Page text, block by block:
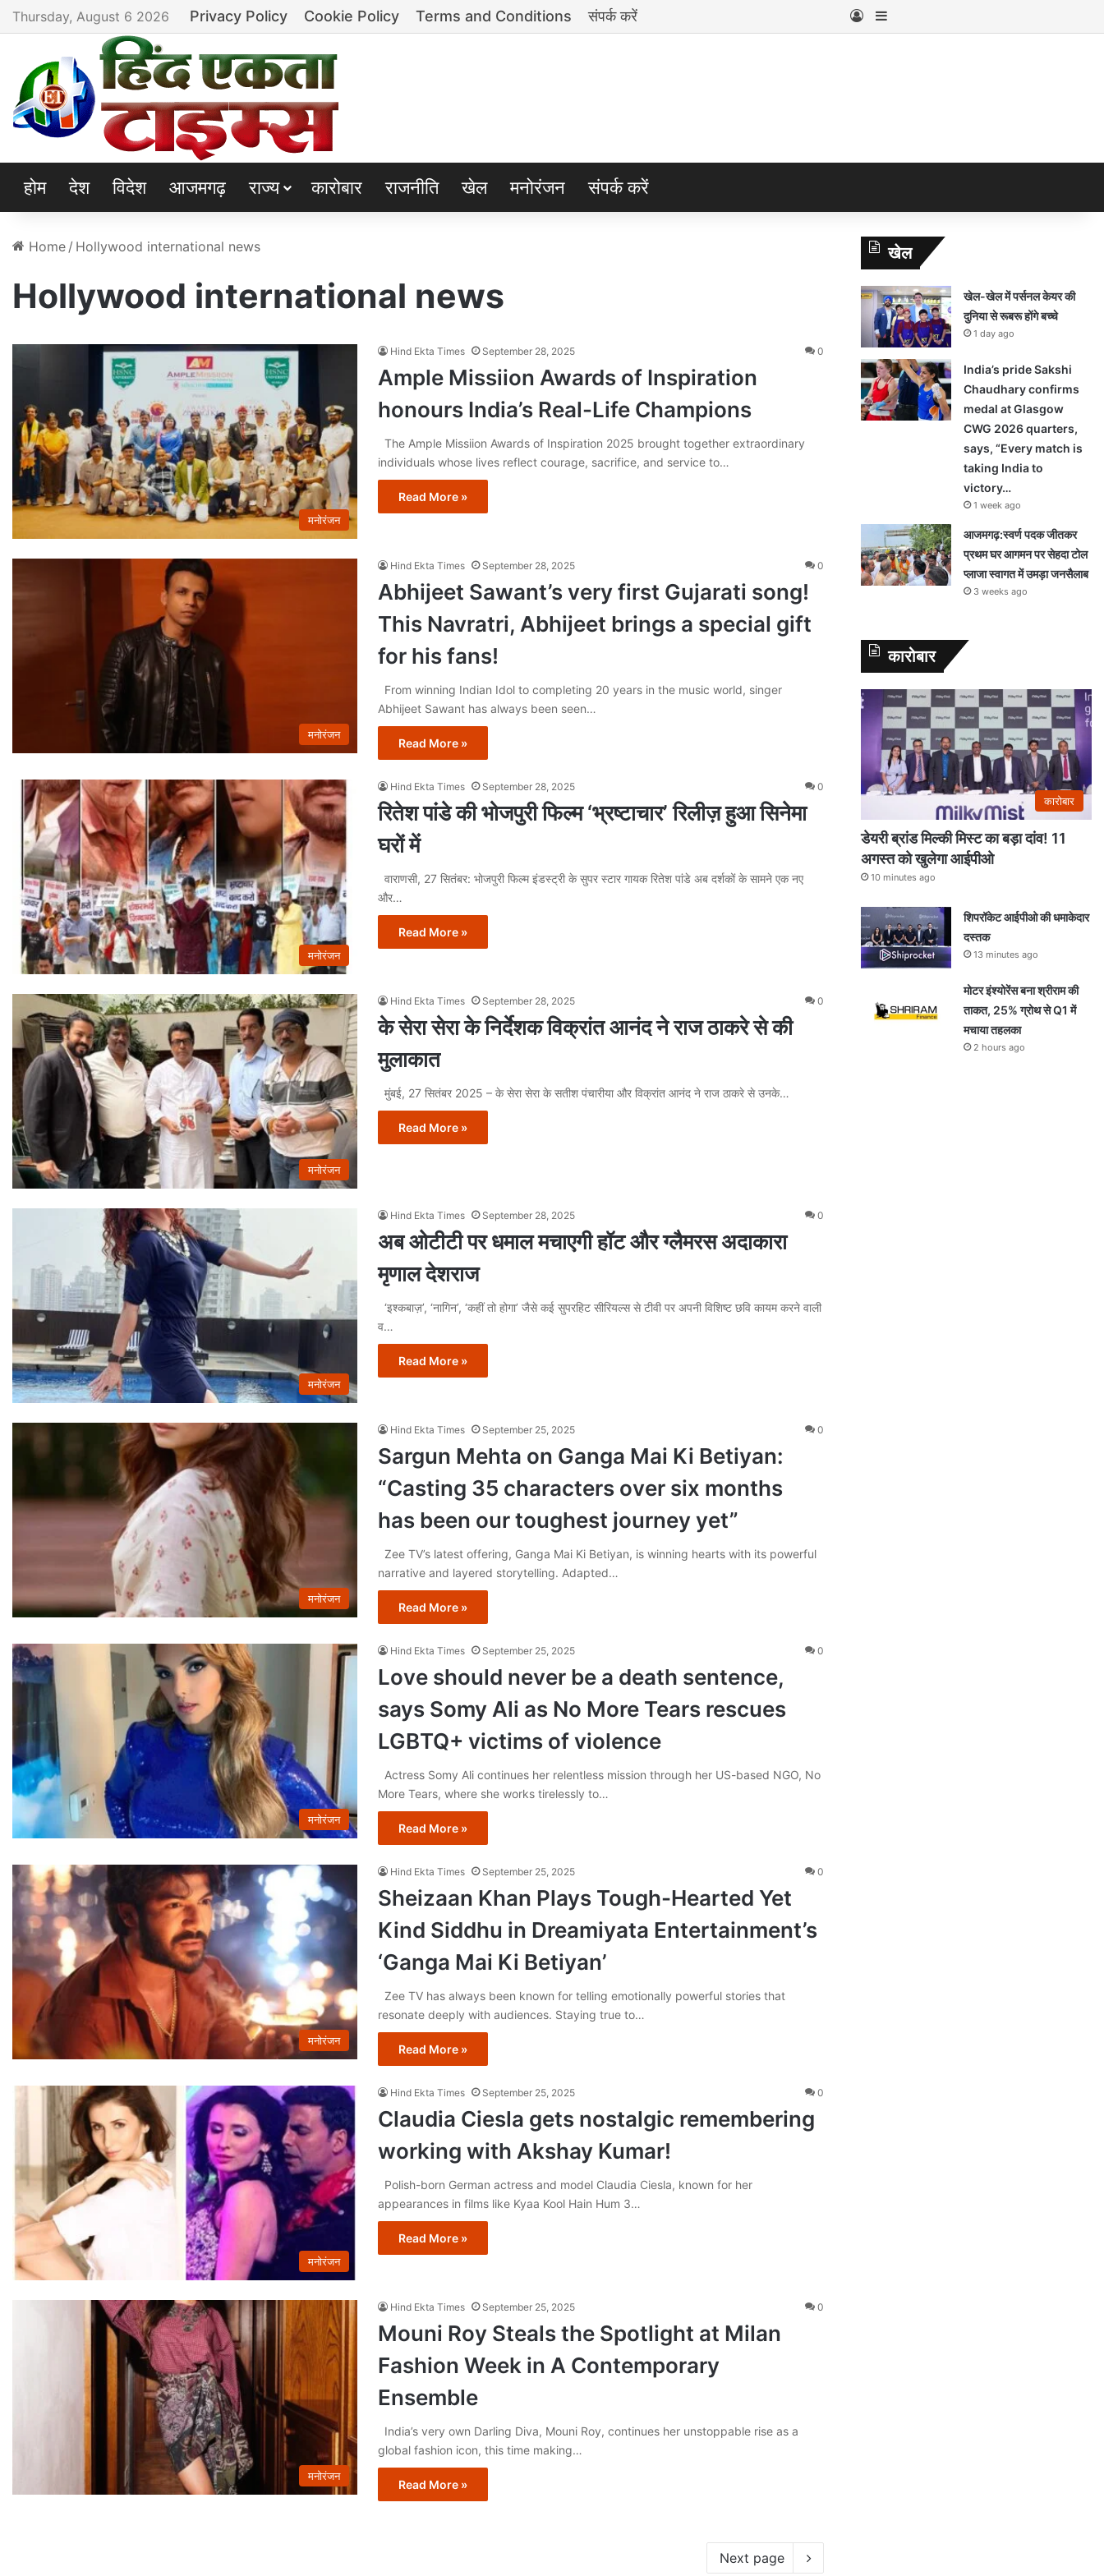
Thursday, August 6 2026 Privacy Policy Cookie Policy Terms and Conditions संपर्क करें Log InSidebar
होम देश विदेश आजमगढ़ राज्य कारोबार राजनीति खेल मनोरंजन संपर्क करें
Home / Hollywood international news
Hollywood international news
मनोरंजन
Hind Ekta Times September 28, 2025 0
Ample Missiion Awards of Inspiration
honours India’s Real-Life Champions
The Ample Missiion Awards of Inspiration 2025 brought together extraordinary
individuals whose lives reflect courage, sacrifice, and service to…
Read More »
मनोरंजन
Hind Ekta Times September 28, 2025 0
Abhijeet Sawant’s very first Gujarati song!
This Navratri, Abhijeet brings a special gift
for his fans!
From winning Indian Idol to completing 20 years in the music world, singer
Abhijeet Sawant has always been seen…
Read More »
मनोरंजन
Hind Ekta Times September 28, 2025 0
रितेश पांडे की भोजपुरी फिल्म ‘भ्रष्टाचार’ रिलीज़ हुआ सिनेमा
घरों में
वाराणसी, 27 सितंबर: भोजपुरी फिल्म इंडस्ट्री के सुपर स्टार गायक रितेश पांडे अब दर्शकों के सामने एक नए
और…
Read More »
मनोरंजन
Hind Ekta Times September 28, 2025 0
के सेरा सेरा के निर्देशक विक्रांत आनंद ने राज ठाकरे से की
मुलाकात
मुंबई, 27 सितंबर 2025 – के सेरा सेरा के सतीश पंचारीया और विक्रांत आनंद ने राज ठाकरे से उनके…
Read More »
मनोरंजन
Hind Ekta Times September 28, 2025 0
अब ओटीटी पर धमाल मचाएगी हॉट और ग्लैमरस अदाकारा
मृणाल देशराज
‘इश्कबाज़’, ‘नागिन’, ‘कहीं तो होगा’ जैसे कई सुपरहिट सीरियल्स से टीवी पर अपनी विशिष्ट छवि कायम करने वाली
व…
Read More »
मनोरंजन
Hind Ekta Times September 25, 2025 0
Sargun Mehta on Ganga Mai Ki Betiyan:
“Casting 35 characters over six months
has been our toughest journey yet”
Zee TV’s latest offering, Ganga Mai Ki Betiyan, is winning hearts with its powerful
narrative and layered storytelling. Adapted…
Read More »
मनोरंजन
Hind Ekta Times September 25, 2025 0
Love should never be a death sentence,
says Somy Ali as No More Tears rescues
LGBTQ+ victims of violence
Actress Somy Ali continues her relentless mission through her US-based NGO, No
More Tears, where she works tirelessly to…
Read More »
मनोरंजन
Hind Ekta Times September 25, 2025 0
Sheizaan Khan Plays Tough-Hearted Yet
Kind Siddhu in Dreamiyata Entertainment’s
‘Ganga Mai Ki Betiyan’
Zee TV has always been known for telling emotionally powerful stories that
resonate deeply with audiences. Staying true to…
Read More »
मनोरंजन
Hind Ekta Times September 25, 2025 0
Claudia Ciesla gets nostalgic remembering
working with Akshay Kumar!
Polish-born German actress and model Claudia Ciesla, known for her
appearances in films like Kyaa Kool Hain Hum 3…
Read More »
मनोरंजन
Hind Ekta Times September 25, 2025 0
Mouni Roy Steals the Spotlight at Milan
Fashion Week in A Contemporary
Ensemble
India’s very own Darling Diva, Mouni Roy, continues her unstoppable rise as a
global fashion icon, this time making…
Read More »
Next page
खेल
खेल-खेल में पर्सनल केयर की
दुनिया से रूबरू होंगे बच्चे
1 day ago
India’s pride Sakshi
Chaudhary confirms
medal at Glasgow
CWG 2026 quarters,
says, “Every match is
taking India to
victory…
1 week ago
आजमगढ़:स्वर्ण पदक जीतकर
प्रथम घर आगमन पर सेहदा टोल
प्लाजा स्वागत में उमड़ा जनसैलाब
3 weeks ago
कारोबार
कारोबार
डेयरी ब्रांड मिल्की मिस्ट का बड़ा दांव! 11
अगस्त को खुलेगा आईपीओ
10 minutes ago
शिपरॉकेट आईपीओ की धमाकेदार
दस्तक
13 minutes ago
मोटर इंश्योरेंस बना श्रीराम की
ताकत, 25% ग्रोथ से Q1 में
मचाया तहलका
2 hours ago